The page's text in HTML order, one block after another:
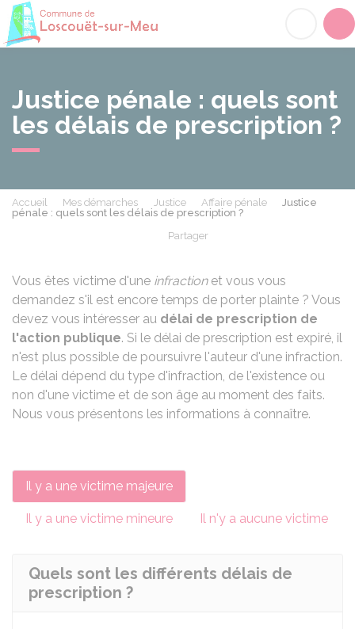
Justice pénale : quels sont
les délais de prescription ?
Accueil Mes démarches Justice Affaire pénale
Justice
pénale : quels sont les délais de prescription ?
Partager
Vous êtes victime d'une infractionet vous vous
demandez s'il est encore temps de porter plainte ? Vous
devez vous intéresser au délai de prescription de
l'action publique. Si le délai de prescription est expiré, il
n'est plus possible de poursuivre l'auteur d'une infraction.
Le délai dépend du type d'infraction, de l'existence ou
non d'une victime et de son âge au moment des faits.
Nous vous présentons les informations à connaître.
Il y a une victime majeure
Il y a une victime mineure Il n'y a aucune victime
Quels sont les différents délais de
prescription ?